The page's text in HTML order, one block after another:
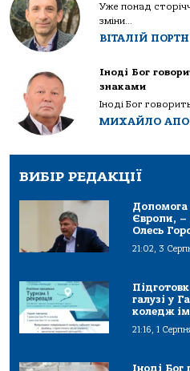
Уже понад
зміни...
ВІТАЛІЙ
Іноді Бог
знаками
Іноді Бог
МИХАЙЛО
ВИБІР РЕДАКЦІЇ
Допомога
Європи, –
Олесь
21:02, 3
галузі у
коледж
21:16, 1
Іноді Бог